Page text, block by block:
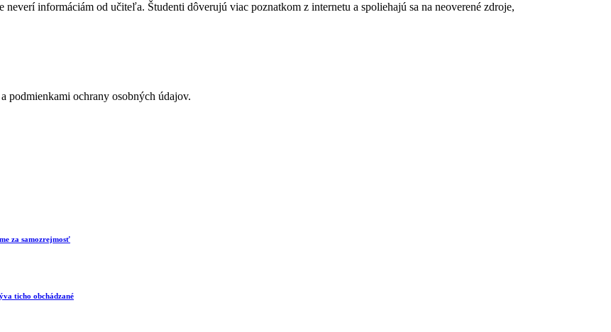
informáciám od učiteľa. Študenti dôverujú viac poznatkom z internetu a spoliehajú sa na neoverené zdroje,
podmienkami ochrany osobných údajov.
za samozrejmosť
ticho obchádzané